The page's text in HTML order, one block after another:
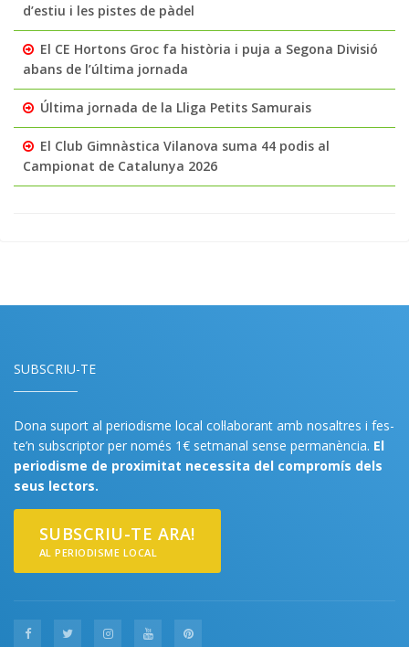
d’estiu i les pistes de pàdel
El CE Hortons Groc fa història i puja a Segona Divisió
abans de l’última jornada
Última jornada de la Lliga Petits Samurais
El Club Gimnàstica Vilanova suma 44 podis al
Campionat de Catalunya 2026
SUBSCRIU-TE
Dona suport al periodisme local col·laborant amb nosaltres i fes-
te’n subscriptor per només 1€ setmanal sense permanència. El
periodisme de proximitat necessita del compromís dels
seus lectors.
SUBSCRIU-TE ARA!
AL PERIODISME LOCAL